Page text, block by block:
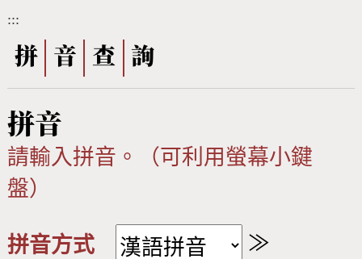
筆順序查詢
Big5查詢 拼音查詢
字形下載
熱門查詢統計
:::
拼 音 查 詢
拼音
請輸入拼音。（可利用螢幕小鍵
盤）
拼音方式 ≫